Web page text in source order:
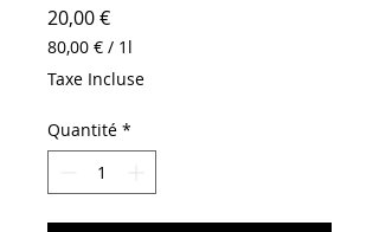
20,00 €Prix
80,00 € / 1l
80,00 €
pour
Litre
Taxe Incluse
Quantité *